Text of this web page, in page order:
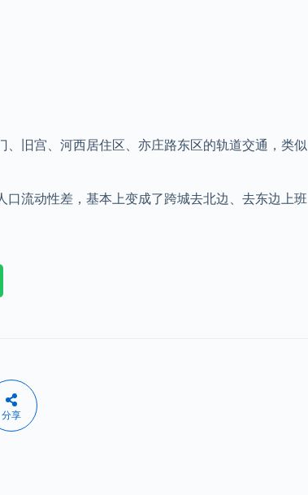
旧宫、河西居住区、亦庄路东区的轨道交通，类
流动性差，基本上变成了跨城去北边、去东边上班
分享